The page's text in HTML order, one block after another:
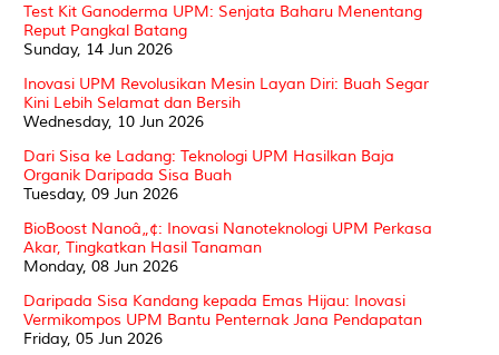
Test Kit Ganoderma UPM: Senjata Baharu Menentang
Reput Pangkal Batang
Sunday, 14 Jun 2026
Inovasi UPM Revolusikan Mesin Layan Diri: Buah Segar
Kini Lebih Selamat dan Bersih
Wednesday, 10 Jun 2026
Dari Sisa ke Ladang: Teknologi UPM Hasilkan Baja
Organik Daripada Sisa Buah
Tuesday, 09 Jun 2026
BioBoost Nanoâ„¢: Inovasi Nanoteknologi UPM Perkasa
Akar, Tingkatkan Hasil Tanaman
Monday, 08 Jun 2026
Daripada Sisa Kandang kepada Emas Hijau: Inovasi
Vermikompos UPM Bantu Penternak Jana Pendapatan
Friday, 05 Jun 2026